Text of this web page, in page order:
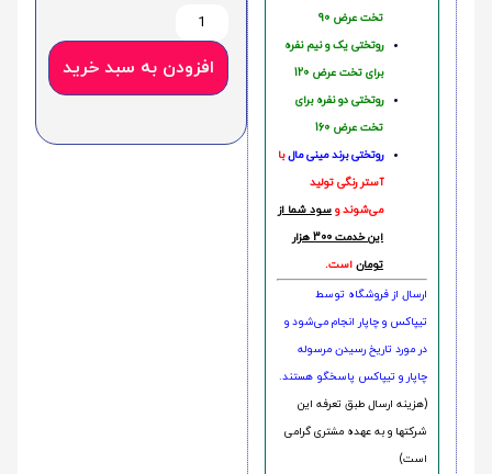
تخت عرض 90
روتختی یک و نیم نفره
برای تخت عرض 120
روتختی دو نفره برای
تخت عرض 160
روتختی‌ برند مینی مالبا
آستر رنگی تولید
می‌شوند و سود شما از
این خدمت 300 هزار
تومان است.
ارسال از فروشگاه توسط
تیپاکس و چاپار انجام می‌شود و
در مورد تاریخ رسیدن مرسوله
چاپار و تیپاکس پاسخگو هستند.
(هزینه ارسال طبق تعرفه این
شرکتها و به عهده مشتری گرامی
است)
افزودن به سبد خرید